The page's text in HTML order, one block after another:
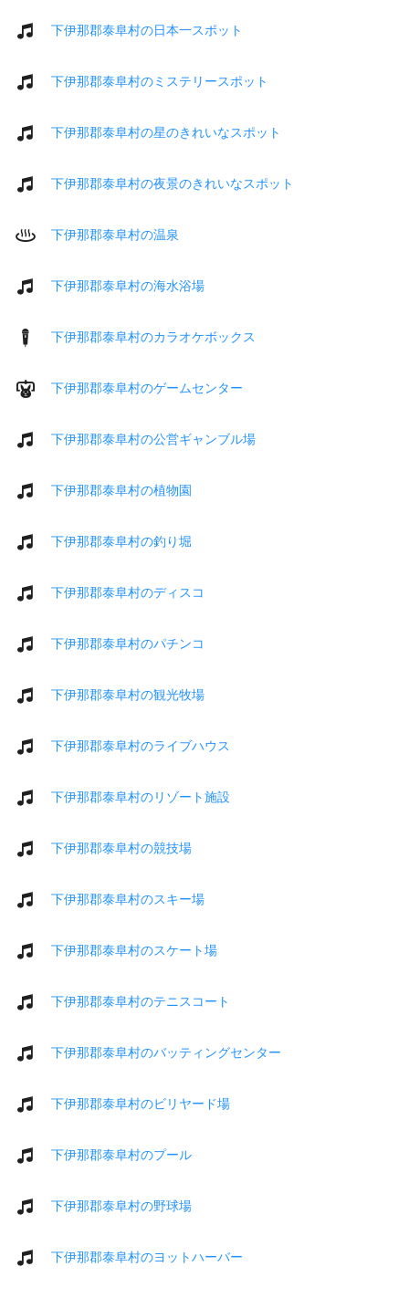
下伊那郡泰阜村の日本一スポット
下伊那郡泰阜村のミステリースポット
下伊那郡泰阜村の星のきれいなスポット
下伊那郡泰阜村の夜景のきれいなスポット
下伊那郡泰阜村の温泉
下伊那郡泰阜村の海水浴場
下伊那郡泰阜村のカラオケボックス
下伊那郡泰阜村のゲームセンター
下伊那郡泰阜村の公営ギャンブル場
下伊那郡泰阜村の植物園
下伊那郡泰阜村の釣り堀
下伊那郡泰阜村のディスコ
下伊那郡泰阜村のパチンコ
下伊那郡泰阜村の観光牧場
下伊那郡泰阜村のライブハウス
下伊那郡泰阜村のリゾート施設
下伊那郡泰阜村の競技場
下伊那郡泰阜村のスキー場
下伊那郡泰阜村のスケート場
下伊那郡泰阜村のテニスコート
下伊那郡泰阜村のバッティングセンター
下伊那郡泰阜村のビリヤード場
下伊那郡泰阜村のプール
下伊那郡泰阜村の野球場
下伊那郡泰阜村のヨットハーバー